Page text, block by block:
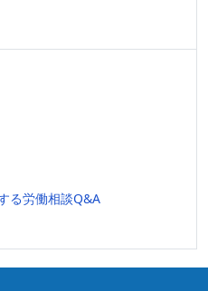
る労働相談Q&A